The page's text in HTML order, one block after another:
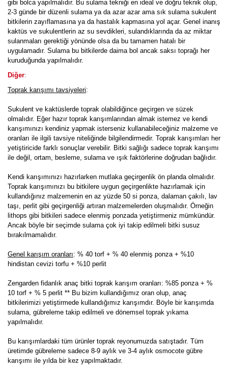
gibi bolca yapılmalıdır. Bu sulama tekniği en ideal ve doğru teknik olup,
2-3 günde bir düzenli sulama ya da azar azar ama sık sulama sukulent
bitkilerin zayıflamasına ya da hastalık kapmasına yol açar. Genel inanış
kaktüs ve sukulentlerin az su sevdikleri, sulandıklarında da az miktar
sulanmaları gerektiği yönünde olsa da bu tamamen hatalı bir
uygulamadır. Sulama bu bitkilerde daima bol ancak saksı toprağı her
kuruduğunda yapılmalıdır.
Diğer:
Toprak karışımı tavsiyeleri:
Sukulent ve kaktüslerde toprak olabildiğince geçirgen ve süzek
olmalıdır. Eğer hazır toprak karışımlarından almak istemez ve kendi
karışımınızı kendiniz yapmak isterseniz kullanabileceğiniz malzeme ve
oranları ile ilgili tavsiye niteliğinde bilgilendirmedir. Toprak karışımları her
yetiştiricide farklı sonuçlar verebilir. Bitki sağlığı sadece toprak karışımı
ile değil, ortam, besleme, sulama ve ışık faktörlerine doğrudan bağlıdır.
Kendi karışımınızı hazırlarken mutlaka geçirgenlik ön planda olmalıdır.
Toprak karışımınızı bu bitkilere uygun geçirgenlikte hazırlamak için
kullandığınız malzemenin en az yüzde 50 si ponza, dalaman çakılı, lav
taşı, perlit gibi geçirgenliği artıran malzemelerden oluşmalıdır. Örneğin
lithops gibi bitkileri sadece elenmiş ponzada yetiştirmeniz mümkündür.
Ancak böyle bir seçimde sulama çok iyi takip edilmeli bitki susuz
bırakılmamalıdır.
Genel karışım oranları: % 40 torf + % 40 elenmiş ponza + %10
hindistan cevizi torfu + %10 perlit
Zengarden fidanlık anaç bitki toprak karışım oranları: %85 ponza + %
10 torf + % 5 perlit ** Bu bizim kullandığımız oran olup, anaç
bitkilerimizi yetiştirmede kullandığımız karışımdır. Böyle bir karışımda
sulama, gübreleme takip edilmeli ve dönemsel toprak yıkama
yapılmalıdır.
Bu karışımlardaki tüm ürünler toprak reyonumuzda satıştadır. Tüm
üretimde gübreleme sadece 8-9 aylık ve 3-4 aylık osmocote gübre
karışımı ile yılda bir kez yapılmaktadır.